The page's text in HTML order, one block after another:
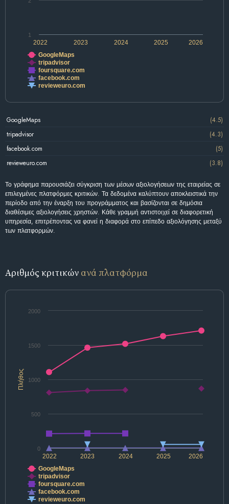
2022 2024 2026
2023 2025
1
GoogleMaps
tripadvisor
foursquare.com
facebook.com
revieweuro.com
GoogleMaps
(4.5)
tripadvisor
(4.3)
facebook.com
(5)
revieweuro.com
(3.8)
Το γράφημα παρουσιάζει σύγκριση των μέσων αξιολογήσεων της εταιρείας σε
επιλεγμένες πλατφόρμες κριτικών. Τα δεδομένα καλύπτουν αποκλειστικά την
περίοδο από την έναρξη του προγράμματος και βασίζονται σε δημόσια
διαθέσιμες αξιολογήσεις χρηστών. Κάθε γραμμή αντιστοιχεί σε διαφορετική
υπηρεσία, επιτρέποντας να φανεί η διαφορά στο επίπεδο αξιολόγησης μεταξύ
των πλατφορμών.
Αριθμός κριτικών ανά πλατφόρμα
Πλήθος
2022 2024 2026
2023 2025
0
500
1000
1500
2000
GoogleMaps
tripadvisor
foursquare.com
facebook.com
revieweuro.com